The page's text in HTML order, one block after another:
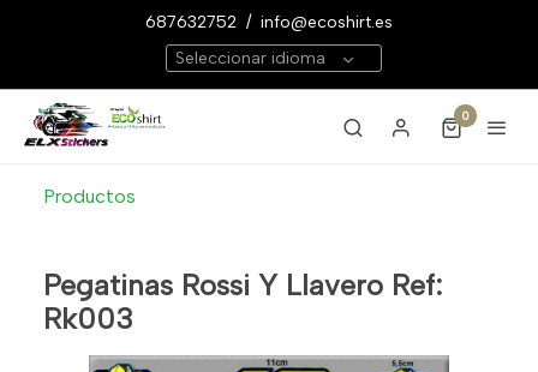
687632752 / info@ecoshirt.es
Seleccionar idioma
0
Productos
Pegatinas Rossi Y Llavero Ref:
Rk003